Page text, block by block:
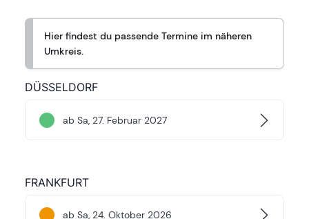
Hier findest du passende Termine im näheren
Umkreis.
DÜSSELDORF
ab Sa, 27. Februar 2027
FRANKFURT
ab Sa, 24. Oktober 2026